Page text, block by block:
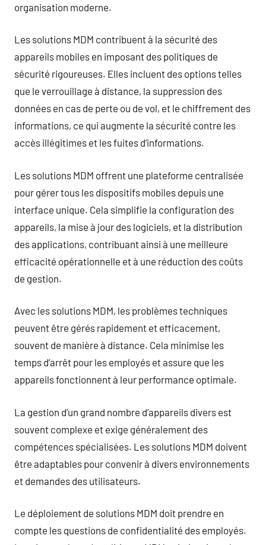
organisation moderne.
Les solutions MDM contribuent à la sécurité des
appareils mobiles en imposant des politiques de
sécurité rigoureuses. Elles incluent des options telles
que le verrouillage à distance, la suppression des
données en cas de perte ou de vol, et le chiffrement des
informations, ce qui augmente la sécurité contre les
accès illégitimes et les fuites d’informations.
Les solutions MDM offrent une plateforme centralisée
pour gérer tous les dispositifs mobiles depuis une
interface unique. Cela simplifie la configuration des
appareils, la mise à jour des logiciels, et la distribution
des applications, contribuant ainsi à une meilleure
efficacité opérationnelle et à une réduction des coûts
de gestion.
Avec les solutions MDM, les problèmes techniques
peuvent être gérés rapidement et efficacement,
souvent de manière à distance. Cela minimise les
temps d’arrêt pour les employés et assure que les
appareils fonctionnent à leur performance optimale.
La gestion d’un grand nombre d’appareils divers est
souvent complexe et exige généralement des
compétences spécialisées. Les solutions MDM doivent
être adaptables pour convenir à divers environnements
et demandes des utilisateurs.
Le déploiement de solutions MDM doit prendre en
compte les questions de confidentialité des employés.